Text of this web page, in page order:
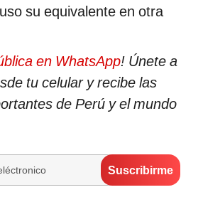
su equivalente en otra
en WhatsApp! Únete a
tu celular y recibe las
de Perú y el mundo